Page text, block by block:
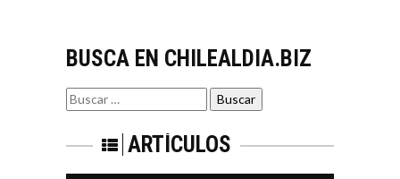
BUSCA EN CHILEALDIA.BIZ
Buscar
por:
ARTÍCULOS
Chile: motor de
startups…
EL IMPACTO DEL
TIPO DE CAMBIO EN
CHILENAS
El tipo de cambio